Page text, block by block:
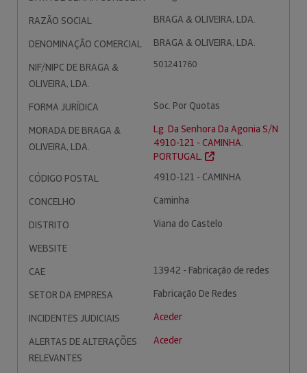
RAZÃO SOCIAL
BRAGA & OLIVEIRA, LDA.
DENOMINAÇÃO COMERCIAL
BRAGA & OLIVEIRA, LDA.
NIF/NIPC DE BRAGA &
OLIVEIRA, LDA.
501241760
FORMA JURÍDICA
Soc. Por Quotas
MORADA DE BRAGA &
OLIVEIRA, LDA.
Lg. Da Senhora Da Agonia S/N
4910-121 - CAMINHA.
PORTUGAL.
CÓDIGO POSTAL
4910-121 - CAMINHA
CONCELHO
Caminha
DISTRITO
Viana do Castelo
WEBSITE
CAE
13942 - Fabricação de redes
SETOR DA EMPRESA
Fabricação De Redes
INCIDENTES JUDICIAIS
Aceder
ALERTAS DE ALTERAÇÕES
RELEVANTES
Aceder